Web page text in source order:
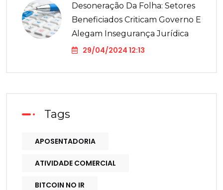
Desoneração Da Folha: Setores
Beneficiados Criticam Governo E
Alegam Insegurança Jurídica
29/04/2024 12:13
Tags
APOSENTADORIA
ATIVIDADE COMERCIAL
BITCOIN NO IR